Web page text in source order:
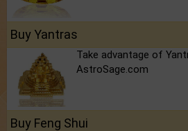
Buy Yantras
Take advantage of
AstroSage.com
Buy Feng Shui